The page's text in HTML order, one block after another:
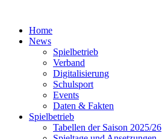
Home
News
Spielbetrieb
Verband
Digitalisierung
Schulsport
Events
Daten & Fakten
Spielbetrieb
Tabellen der Saison 2025/26